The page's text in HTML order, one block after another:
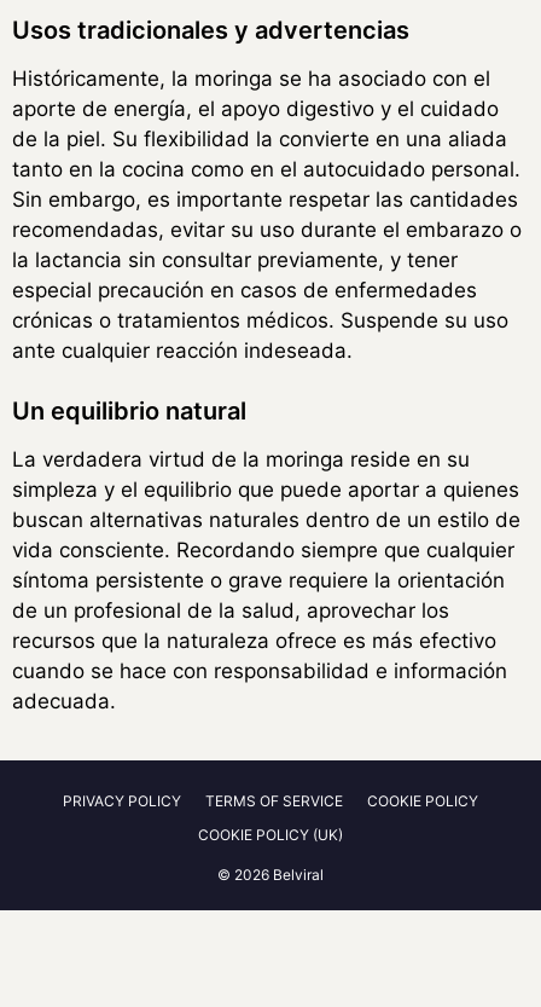
Usos tradicionales y advertencias
Históricamente, la moringa se ha asociado con el
aporte de energía, el apoyo digestivo y el cuidado
de la piel. Su flexibilidad la convierte en una aliada
tanto en la cocina como en el autocuidado personal.
Sin embargo, es importante respetar las cantidades
recomendadas, evitar su uso durante el embarazo o
la lactancia sin consultar previamente, y tener
especial precaución en casos de enfermedades
crónicas o tratamientos médicos. Suspende su uso
ante cualquier reacción indeseada.
Un equilibrio natural
La verdadera virtud de la moringa reside en su
simpleza y el equilibrio que puede aportar a quienes
buscan alternativas naturales dentro de un estilo de
vida consciente. Recordando siempre que cualquier
síntoma persistente o grave requiere la orientación
de un profesional de la salud, aprovechar los
recursos que la naturaleza ofrece es más efectivo
cuando se hace con responsabilidad e información
adecuada.
PRIVACY POLICY TERMS OF SERVICE
COOKIE POLICY
COOKIE POLICY (UK)
© 2026 Belviral